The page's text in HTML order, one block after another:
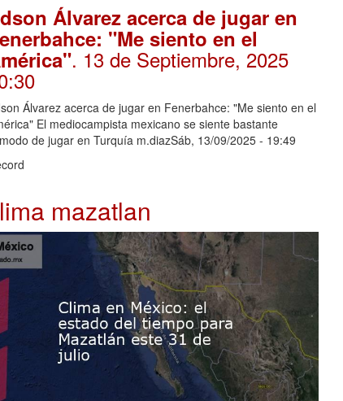
Álvarez acerca de jugar en
"Me siento en el
. 13 de Septiembre, 2025
Álvarez acerca de jugar en Fenerbahce: "Me siento en el
El mediocampista mexicano se siente bastante
de jugar en Turquía m.diazSáb, 13/09/2025 - 19:49
mazatlan